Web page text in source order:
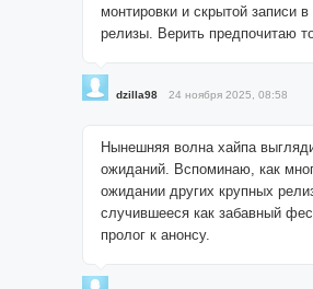
монтировки и скрытой записи
релизы. Верить предпочитаю
dzilla98 24 ноября 2025, 08:58
Нынешняя волна хайпа
ожиданий. Вспоминаю, как
ожидании других крупных
случившееся как забавный
пролог к анонсу.